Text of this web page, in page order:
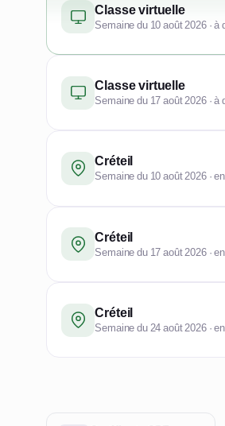
Classe virtuelle
Semaine du 10 août 2026 ·
Classe virtuelle
Semaine du 17 août 2026 ·
Créteil
Semaine du 10 août 2026 ·
Créteil
Semaine du 17 août 2026 ·
Créteil
Semaine du 24 août 2026 ·